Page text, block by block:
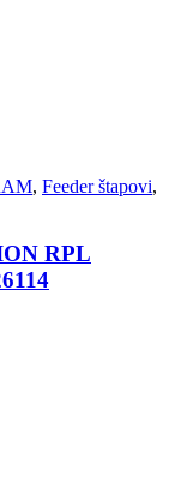
, Feeder štapovi,
RPL